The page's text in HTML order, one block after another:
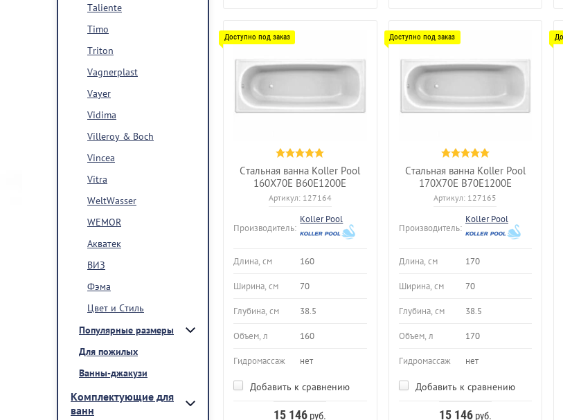
Taliente
Timo
Triton
Vagnerplast
Vayer
Vidima
Villeroy & Boch
Vincea
Vitra
WeltWasser
WEMOR
Акватек
ВИЗ
Фэма
Цвет и Стиль
Популярные размеры
Для пожилых
Ванны-джакузи
Комплектующие для
ванн
Стальная ванна Koller Pool
160X70E B60E1200E
Артикул:127164
Производитель:
Koller Pool
Длина, см 160
Ширина, см 70
Глубина, см 38.5
Объем, л 160
Гидромассаж нет
Добавить к сравнению
15 146 руб.
Стальная ванна Koller Pool
170X70E B70E1200E
Артикул: 127165
Производитель:
Koller Pool
Длина, см 170
Ширина, см 70
Глубина, см 38.5
Объем, л 170
Гидромассаж нет
Добавить к сравнению
15 146руб.